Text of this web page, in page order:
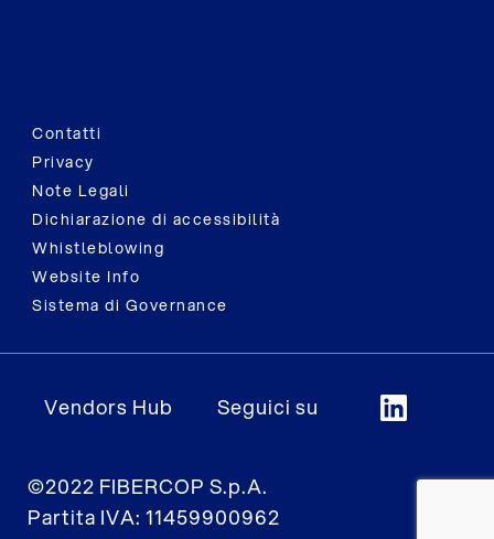
Contatti
Privacy
Note Legali
Dichiarazione di accessibilità
Whistleblowing
Website Info
Sistema di Governance
Vendors Hub Seguici su
©2022 FIBERCOP S.p.A.
Partita IVA: 11459900962